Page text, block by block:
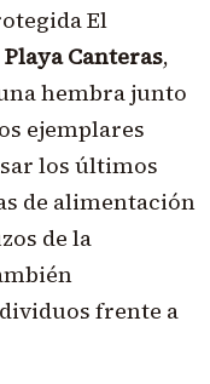
El
Playa Canteras,
hembra junto
ejemplares
los últimos
de alimentación
de la
frente a